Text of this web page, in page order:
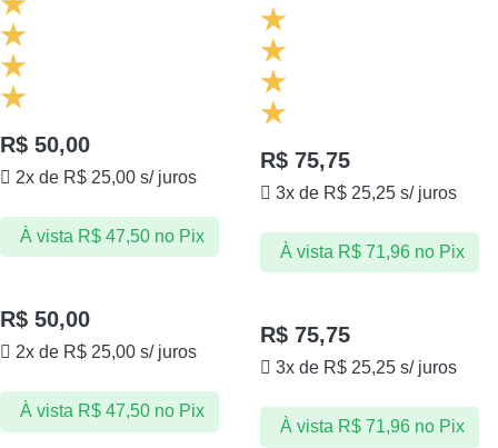
R$ 50,00
2x de R$ 25,00 s/ juros
À vista R$47,50 no Pix
R$ 50,00
2x de R$ 25,00 s/ juros
À vista R$47,50 no Pix
R$ 75,75
3x de R$ 25,25 s/ juros
À vista R$71,96 no Pix
R$ 75,75
3x de R$ 25,25 s/ juros
À vista R$71,96 no Pix